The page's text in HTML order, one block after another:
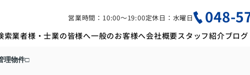
営業時間：10:00〜19:00定休日：水曜日 048-
索業者様・士業の皆様へ一般のお客様へ会社概要スタッフ紹介ブログ
理物件□